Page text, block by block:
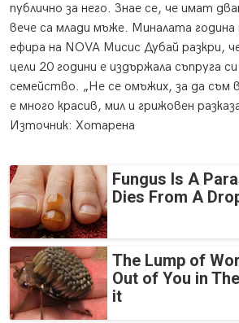
публично за него. Знае се, че имат
вече са млади мъже. Миналата
ефира на NOVA Мисис Дубай разкри,
цели 20 години е издържала съпруга
семейство. „Не се омъжих, за да съм
е много красив, мил и грижовен
Източник: Хотарена
Fungus Is A
Dies From A
The Lump of
Out of You in
it